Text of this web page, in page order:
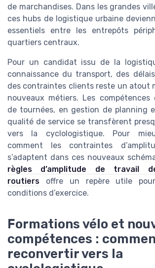
de marchandises. Dans les grandes
ces hubs de logistique urbaine
essentiels entre les entrepôts
quartiers centraux.
Pour un candidat issu de la
connaissance du transport, des
des contraintes clients reste un atout
nouveaux métiers. Les compétences
de tournées, en gestion de planning
qualité de service se transfèrent
vers la cyclologistique. Pour
comment les contraintes
s’adaptent dans ces nouveaux
règles d’amplitude de travail
routiers offre un repère utile
conditions d’exercice.
Formations vélo et
compétences :
reconvertir vers la